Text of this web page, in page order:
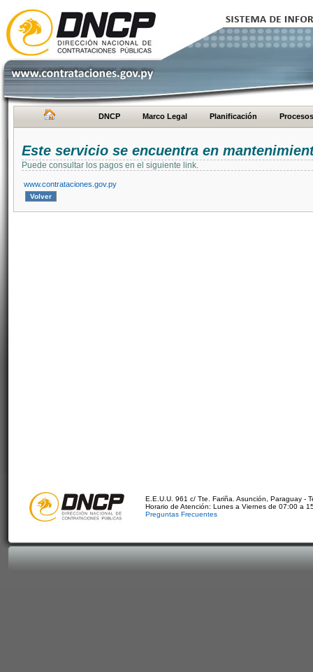
DNCP Marco Legal Planificación Procesos
Este servicio se encuentra en
Puede consultar los pagos en el siguiente link.
www.contrataciones.gov.py
E.E.U.U. 961 c/ Tte. Fariña. Asunción, Paraguay -
Horario de Atención: Lunes a Viernes de 07:00 a
Preguntas Frecuentes